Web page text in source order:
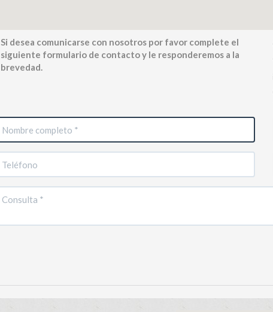
Si desea comunicarse con nosotros por favor complete el
siguiente formulario de contacto y le responderemos a la
brevedad.